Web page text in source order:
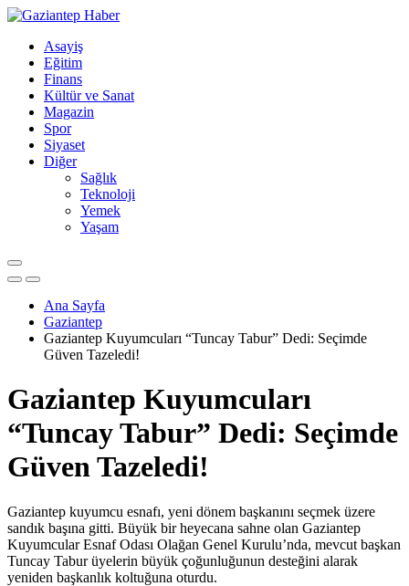
Asayiş
Eğitim
Finans
Kültür ve Sanat
Magazin
Spor
Siyaset
Diğer
Sağlık
Teknoloji
Yemek
Yaşam
Ana Sayfa
Gaziantep
Gaziantep Kuyumcuları “Tuncay Tabur” Dedi: Seçimde
Güven Tazeledi!
Gaziantep Kuyumcuları
“Tuncay Tabur” Dedi: Seçimde
Güven Tazeledi!
Gaziantep kuyumcu esnafı, yeni dönem başkanını seçmek üzere
sandık başına gitti. Büyük bir heyecana sahne olan Gaziantep
Kuyumcular Esnaf Odası Olağan Genel Kurulu’nda, mevcut başkan
Tuncay Tabur üyelerin büyük çoğunluğunun desteğini alarak
yeniden başkanlık koltuğuna oturdu.